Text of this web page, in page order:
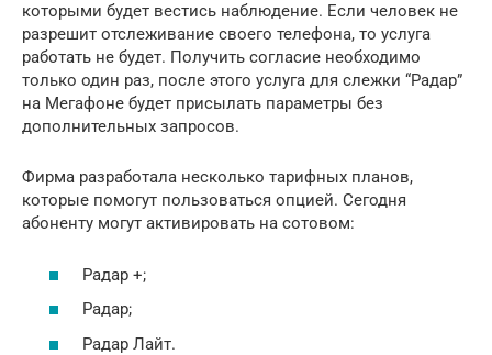
которыми будет вестись наблюдение. Если человек не
разрешит отслеживание своего телефона, то услуга
работать не будет. Получить согласие необходимо
только один раз, после этого услуга для слежки “Радар”
на Мегафоне будет присылать параметры без
дополнительных запросов.
Фирма разработала несколько тарифных планов,
которые помогут пользоваться опцией. Сегодня
абоненту могут активировать на сотовом:
Радар +;
Радар;
Радар Лайт.